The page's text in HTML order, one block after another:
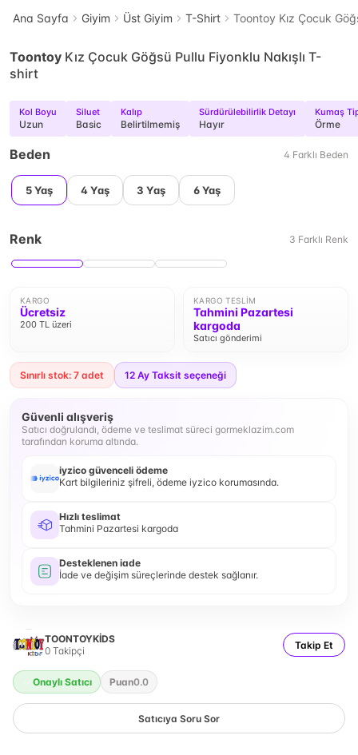
Ana Sayfa Giyim Üst Giyim T-Shirt Toontoy Kız Çocuk
Toontoy Kız Çocuk Göğsü Pullu Fiyonklu Nakışlı T-
shirt
Kol Boyu
Uzun
Siluet
Basic
Kalıp
Belirtilmemiş
Sürdürülebilirlik Detayı
Hayır
Kumaş
Örme
Beden 4 Farklı Beden
5 Yaş 4 Yaş 3 Yaş 6 Yaş
Renk 3 Farklı Renk
KARGO
Ücretsiz
200 TL üzeri
KARGO TESLIM
Tahmini Pazartesi
kargoda
Satıcı gönderimi
Sınırlı stok: 7 adet 12 Ay Taksit seçeneği
Güvenli alışveriş
Satıcı doğrulandı, ödeme ve teslimat süreci gormeklazim.com
tarafından koruma altında.
iyzico güvenceli ödeme
Kart bilgileriniz şifreli, ödeme iyzico korumasında.
Hızlı teslimat
Tahmini Pazartesi kargoda
Desteklenen iade
İade ve değişim süreçlerinde destek sağlanır.
TOONTOYKİDS
0 Takipçi Takip Et
Onaylı Satıcı Puan0.0
Satıcıya Soru Sor